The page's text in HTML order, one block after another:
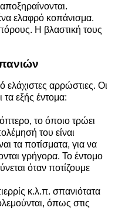
ελαφρό κοπάνισμα.
Η βλαστική τους
ελάχιστες αρρώστιες. Οι
τα εξής έντομα:
το όποιο τρώει
του είναι
τα ποτίσματα, για να
γρήγορα. Το έντομο
όταν ποτίζουμε
κ.λ.π. σπανιότατα
όπως στις